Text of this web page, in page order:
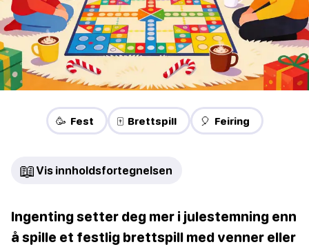
🥳 Fest 🀄 Brettspill 🎈 Feiring
📖 Vis innholdsfortegnelsen
Ingenting setter deg mer i julestemning enn
å spille et festlig brettspill med venner eller